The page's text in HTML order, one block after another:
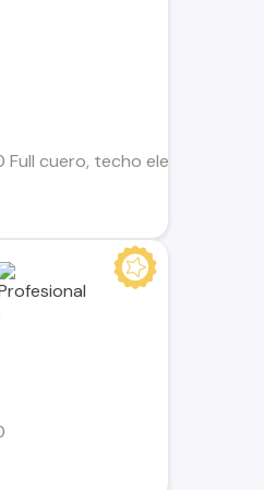
cuero, techo electrico,